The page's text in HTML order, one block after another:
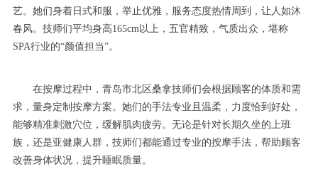
艺。她们身着日式和服，举止优雅，服务态度热情周到，让人如沐
春风。技师们平均身高165cm以上，五官精致，气质出众，堪称
SPA行业的“颜值担当”。
在按摩过程中，青岛市北区桑拿技师们会根据顾客的体质和需
求，量身定制按摩方案。她们的手法专业且温柔，力度恰到好处，
能够精准刺激穴位，缓解肌肉疲劳。无论是针对长期久坐的上班
族，还是亚健康人群，技师们都能通过专业的按摩手法，帮助顾客
改善身体状况，提升睡眠质量。